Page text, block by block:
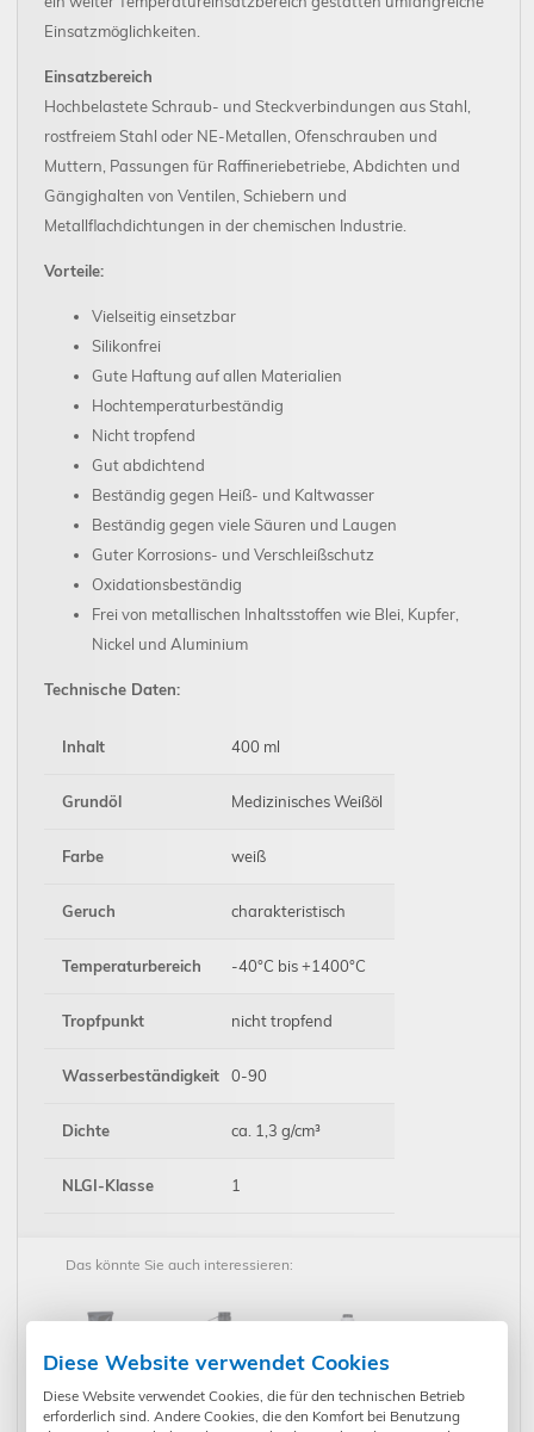
Einsatzmöglichkeiten.
Einsatzbereich
Hochbelastete Schraub- und Steckverbindungen aus Stahl,
rostfreiem Stahl oder NE-Metallen, Ofenschrauben und
Muttern, Passungen für Raffineriebetriebe, Abdichten und
Gängighalten von Ventilen, Schiebern und
Metallflachdichtungen in der chemischen Industrie.
Vorteile:
Vielseitig einsetzbar
Silikonfrei
Gute Haftung auf allen Materialien
Hochtemperaturbeständig
Nicht tropfend
Gut abdichtend
Beständig gegen Heiß- und Kaltwasser
Beständig gegen viele Säuren und Laugen
Guter Korrosions- und Verschleißschutz
Oxidationsbeständig
Frei von metallischen Inhaltsstoffen wie Blei, Kupfer,
Nickel und Aluminium
Technische Daten:
Inhalt 400 ml
Grundöl Medizinisches Weißöl
Farbe weiß
Geruch charakteristisch
Temperaturbereich -40°C bis +1400°C
Tropfpunkt nicht tropfend
Wasserbeständigkeit 0-90
Dichte ca. 1,3 g/cm³
NLGI-Klasse 1
Das könnte Sie auch interessieren:
InnoSelf - Mega
InnoSelf - Mega
InnoSelf - Mega
Diese Website verwendet Cookies
Diese Website verwendet Cookies, die für den technischen Betrieb
erforderlich sind. Andere Cookies, die den Komfort bei Benutzung